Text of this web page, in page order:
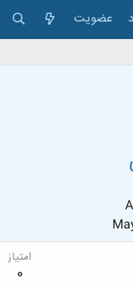
عضویت
امتیاز
0